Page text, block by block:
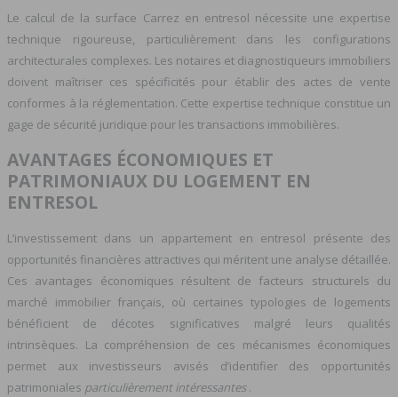
Le calcul de la surface Carrez en entresol nécessite une expertise
technique rigoureuse, particulièrement dans les configurations
architecturales complexes. Les notaires et diagnostiqueurs immobiliers
doivent maîtriser ces spécificités pour établir des actes de vente
conformes à la réglementation. Cette expertise technique constitue un
gage de sécurité juridique pour les transactions immobilières.
AVANTAGES ÉCONOMIQUES ET
PATRIMONIAUX DU LOGEMENT EN
ENTRESOL
L’investissement dans un appartement en entresol présente des
opportunités financières attractives qui méritent une analyse détaillée.
Ces avantages économiques résultent de facteurs structurels du
marché immobilier français, où certaines typologies de logements
bénéficient de décotes significatives malgré leurs qualités
intrinsèques. La compréhension de ces mécanismes économiques
permet aux investisseurs avisés d’identifier des opportunités
patrimoniales particulièrement intéressantes.